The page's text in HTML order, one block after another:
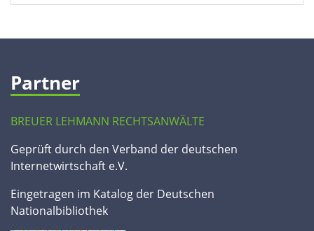
Partner
BREUER LEHMANN RECHTSANWÄLTE
Geprüft durch den Verband der deutschen
Internetwirtschaft e.V.
Eingetragen im Katalog der Deutschen
Nationalbibliothek